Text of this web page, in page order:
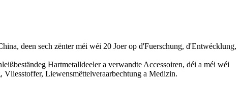
deen sech zënter méi wéi 20 Joer op d'Fuerschung, d'Entwécklung,
Hartmetalldeeler a verwandte Accessoiren, déi a méi wéi
Liewensmëttelveraarbechtung a Medizin.